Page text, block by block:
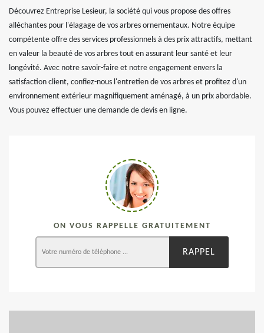
Découvrez Entreprise Lesieur, la société qui vous propose des offres
alléchantes pour l'élagage de vos arbres ornementaux. Notre équipe
compétente offre des services professionnels à des prix attractifs, mettant
en valeur la beauté de vos arbres tout en assurant leur santé et leur
longévité. Avec notre savoir-faire et notre engagement envers la
satisfaction client, confiez-nous l'entretien de vos arbres et profitez d'un
environnement extérieur magnifiquement aménagé, à un prix abordable.
Vous pouvez effectuer une demande de devis en ligne.
ON VOUS RAPPELLE GRATUITEMENT